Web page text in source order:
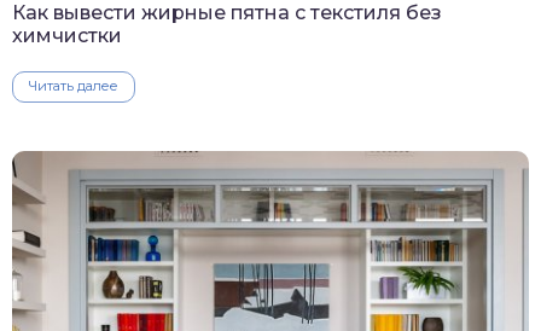
Как вывести жирные пятна с текстиля без
химчистки
Читать далее